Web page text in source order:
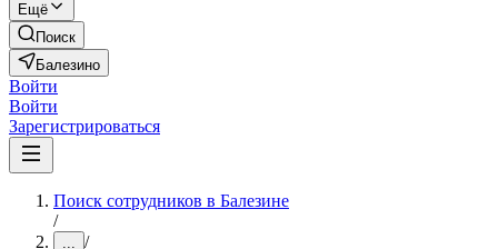
Ещё
Поиск
Балезино
Войти
Войти
Зарегистрироваться
Поиск сотрудников в Балезине
/
... /